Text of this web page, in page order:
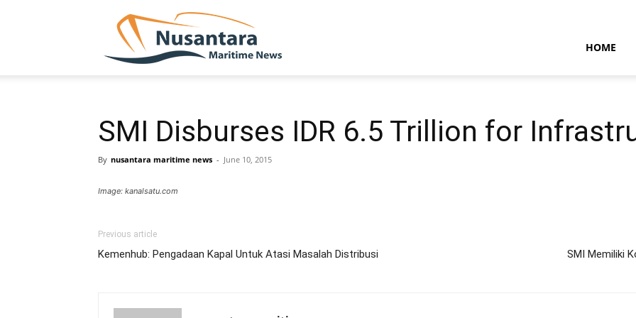
HOME
SMI Disburses IDR 6.5 Trillion for
By nusantara maritime news - June 10, 2015
Image: kanalsatu.com
Previous article
Kemenhub: Pengadaan Kapal Untuk Atasi Masalah Distribusi SMI Memiliki